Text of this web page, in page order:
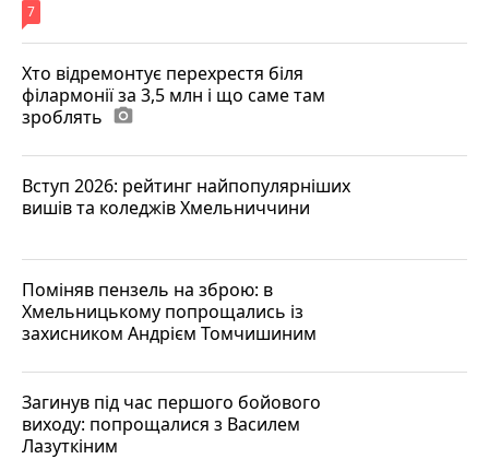
7
Хто відремонтує перехрестя біля
філармонії за 3,5 млн і що саме там
зроблять photo_camera
Вступ 2026: рейтинг найпопулярніших
вишів та коледжів Хмельниччини
Поміняв пензель на зброю: в
Хмельницькому попрощались із
захисником Андрієм Томчишиним
Загинув під час першого бойового
виходу: попрощалися з Василем
Лазуткіним